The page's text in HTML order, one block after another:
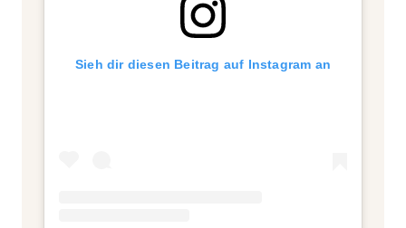
Sieh dir diesen Beitrag auf Instagram an